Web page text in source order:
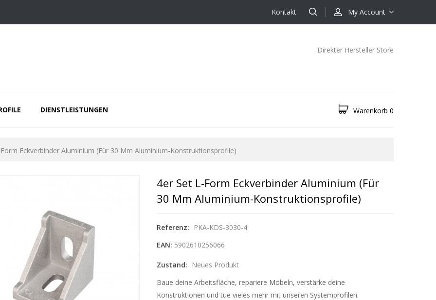
My Account
Kontakt
Direkter Hersteller Store
DIENSTLEISTUNGEN Warenkorb 0
Eckverbinder Aluminium (für 30 Mm Aluminium-Konstruktionsprofile)
4er Set L-Form Eckverbinder Aluminium (für
30 Mm Aluminium-Konstruktionsprofile)
Referenz:
PKA-KDS-3030-4
EAN: 5902610256066
Zustand:
Neues Produkt
Baue deine Arbeitsfläche, repariere Möbeln, verstärke deine
Konstruktionen und tue vieles mehr mit unseren Systemprofilen.